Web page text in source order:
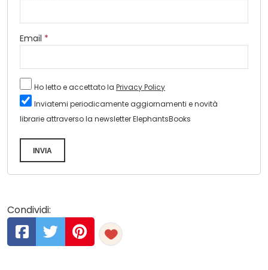
Email *
Ho letto e accettato la Privacy Policy
Inviatemi periodicamente aggiornamenti e novità
librarie attraverso la newsletter ElephantsBooks
INVIA
Condividi: